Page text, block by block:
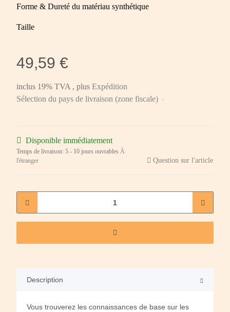
Forme & Dureté du matériau synthétique
Taille
49,59 €
inclus 19% TVA , plus Expédition
Sélection du pays de livraison (zone fiscale)
Disponible immédiatement
Temps de livraison: 5 - 10 jours ouvrables À
l'étranger
Question sur l'article
Description
Vous trouverez les connaissances de base sur les